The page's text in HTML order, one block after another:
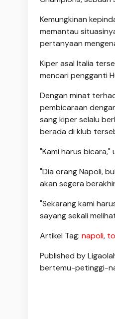
Kemungkinan
memantau
pertanyaan
Kiper asal Italia
mencari pengganti
Dengan minat
pembicaraan
sang kiper selalu
berada di klub
"Kami harus
"Dia orang Napoli,
akan segera
"Sekarang kami
sayang sekali
Artikel Tag: napoli,
Published by
bertemu-petinggi-